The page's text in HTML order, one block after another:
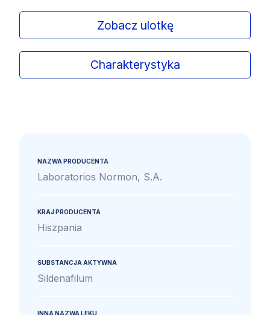
Zobacz ulotkę
Charakterystyka
NAZWA PRODUCENTA
Laboratorios Normon, S.A.
KRAJ PRODUCENTA
Hiszpania
SUBSTANCJA AKTYWNA
Sildenafilum
INNA NAZWA LEKU